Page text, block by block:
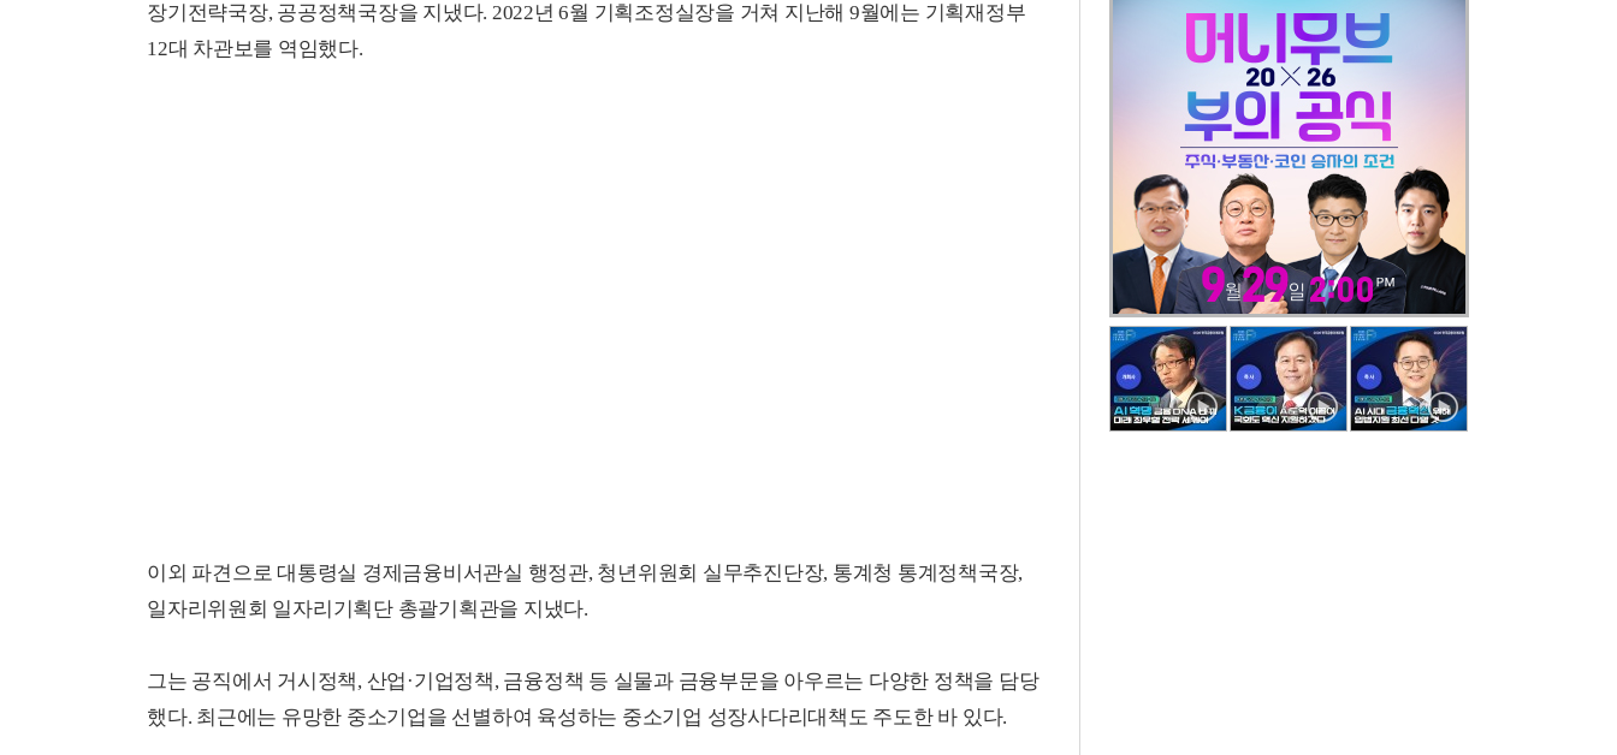
장기전략국장, 공공정책국장을 지냈다. 2022년 6월 기획조정실장을 거쳐 지난해 9월에는 기획재정부
12대 차관보를 역임했다.
이외 파견으로 대통령실 경제금융비서관실 행정관, 청년위원회 실무추진단장, 통계청 통계정책국장,
일자리위원회 일자리기획단 총괄기획관을 지냈다.
그는 공직에서 거시정책, 산업·기업정책, 금융정책 등 실물과 금융부문을 아우르는 다양한 정책을 담당
했다. 최근에는 유망한 중소기업을 선별하여 육성하는 중소기업 성장사다리대책도 주도한 바 있다.